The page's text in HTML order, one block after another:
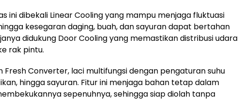
ini dibekali Linear Cooling yang mampu menjaga fluktuasi
kesegaran daging, buah, dan sayuran dapat bertahan
didukung Door Cooling yang memastikan distribusi udara
rak pintu.
Fresh Converter, laci multifungsi dengan pengaturan suhu
hingga sayuran. Fitur ini menjaga bahan tetap dalam
sepenuhnya, sehingga siap diolah tanpa